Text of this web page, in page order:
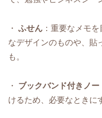
・ ふせん ：重要なメモ
なデザインのものや、貼
も。
・ ブックバンド付きノー
けるため、必要なときに